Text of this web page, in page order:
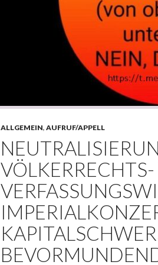
ALLGEMEIN, AUFRUF/APPELL